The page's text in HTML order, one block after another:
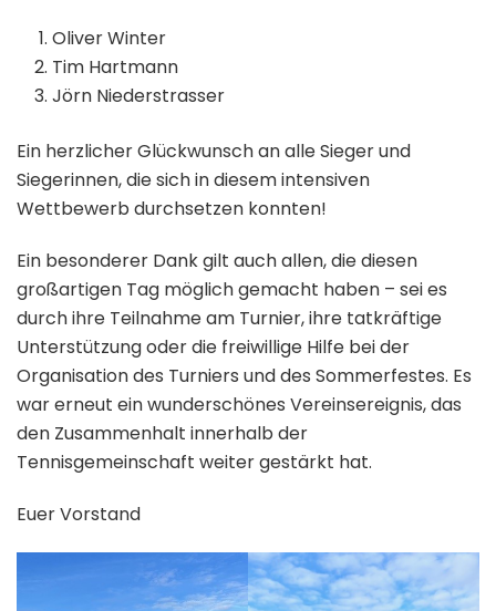
Oliver Winter
Tim Hartmann
Jörn Niederstrasser
Ein herzlicher Glückwunsch an alle Sieger und
Siegerinnen, die sich in diesem intensiven
Wettbewerb durchsetzen konnten!
Ein besonderer Dank gilt auch allen, die diesen
großartigen Tag möglich gemacht haben – sei es
durch ihre Teilnahme am Turnier, ihre tatkräftige
Unterstützung oder die freiwillige Hilfe bei der
Organisation des Turniers und des Sommerfestes. Es
war erneut ein wunderschönes Vereinsereignis, das
den Zusammenhalt innerhalb der
Tennisgemeinschaft weiter gestärkt hat.
Euer Vorstand